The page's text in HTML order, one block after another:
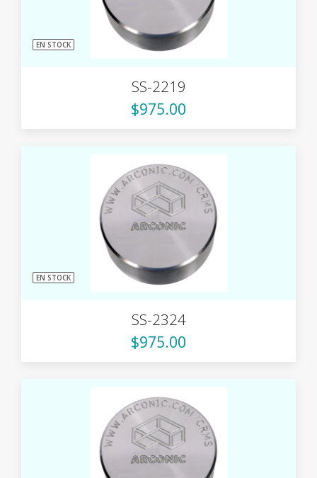
EN STOCK
SS-2219
$975.00
EN STOCK
SS-2324
$975.00